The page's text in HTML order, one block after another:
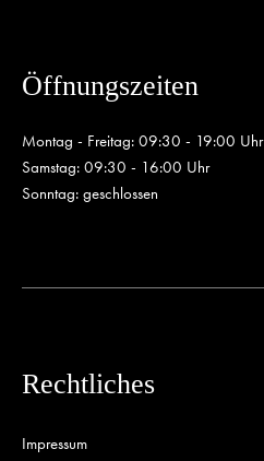
Öffnungszeiten
Montag - Freitag: 09:30 - 19:00 Uhr
Samstag: 09:30 - 16:00 Uhr
Sonntag: geschlossen
Rechtliches
Impressum